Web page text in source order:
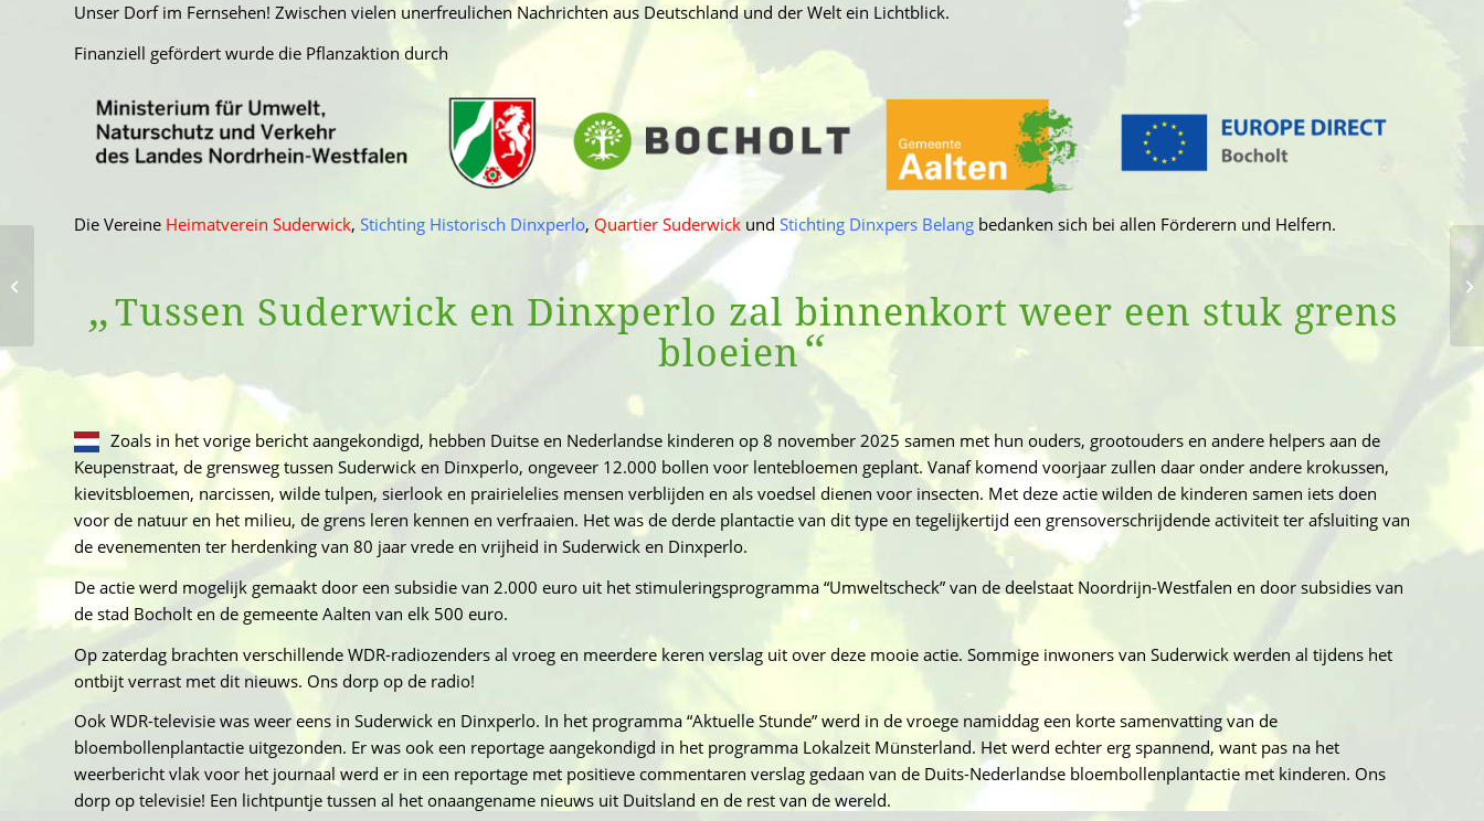
Unser Dorf im Fernsehen! Zwischen vielen unerfreulichen Nachrichten aus Deutschland und der Welt ein Lichtblick.
Finanziell gefördert wurde die Pflanzaktion durch
Die Vereine Heimatverein Suderwick, Stichting Historisch Dinxperlo, Quartier Suderwick und Stichting Dinxpers Belang bedanken sich bei allen Förderern und Helfern.
„Tussen Suderwick en Dinxperlo zal binnenkort weer een stuk grens
bloeien“
Zoals in het vorige bericht aangekondigd, hebben Duitse en Nederlandse kinderen op 8 november 2025 samen met hun ouders, grootouders en andere helpers aan de
Keupenstraat, de grensweg tussen Suderwick en Dinxperlo, ongeveer 12.000 bollen voor lentebloemen geplant. Vanaf komend voorjaar zullen daar onder andere krokussen,
kievitsbloemen, narcissen, wilde tulpen, sierlook en prairielelies mensen verblijden en als voedsel dienen voor insecten. Met deze actie wilden de kinderen samen iets doen
voor de natuur en het milieu, de grens leren kennen en verfraaien. Het was de derde plantactie van dit type en tegelijkertijd een grensoverschrijdende activiteit ter afsluiting van
de evenementen ter herdenking van 80 jaar vrede en vrijheid in Suderwick en Dinxperlo.
De actie werd mogelijk gemaakt door een subsidie van 2.000 euro uit het stimuleringsprogramma “Umweltscheck” van de deelstaat Noordrijn-Westfalen en door subsidies van
de stad Bocholt en de gemeente Aalten van elk 500 euro.
Op zaterdag brachten verschillende WDR-radiozenders al vroeg en meerdere keren verslag uit over deze mooie actie. Sommige inwoners van Suderwick werden al tijdens het
ontbijt verrast met dit nieuws. Ons dorp op de radio!
Ook WDR-televisie was weer eens in Suderwick en Dinxperlo. In het programma “Aktuelle Stunde” werd in de vroege namiddag een korte samenvatting van de
bloembollenplantactie uitgezonden. Er was ook een reportage aangekondigd in het programma Lokalzeit Münsterland. Het werd echter erg spannend, want pas na het
weerbericht vlak voor het journaal werd er in een reportage met positieve commentaren verslag gedaan van de Duits-Nederlandse bloembollenplantactie met kinderen. Ons
dorp op televisie! Een lichtpuntje tussen al het onaangename nieuws uit Duitsland en de rest van de wereld.